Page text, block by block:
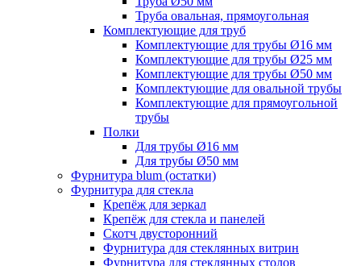
Труба овальная, прямоугольная
Комплектующие для труб
Комплектующие для трубы Ø16 мм
Комплектующие для трубы Ø25 мм
Комплектующие для трубы Ø50 мм
Комплектующие для овальной трубы
Комплектующие для прямоугольной
трубы
Полки
Для трубы Ø16 мм
Для трубы Ø50 мм
Фурнитура blum (остатки)
Фурнитура для стекла
Крепёж для зеркал
Крепёж для стекла и панелей
Скотч двусторонний
Фурнитура для стеклянных витрин
Фурнитура для стеклянных столов